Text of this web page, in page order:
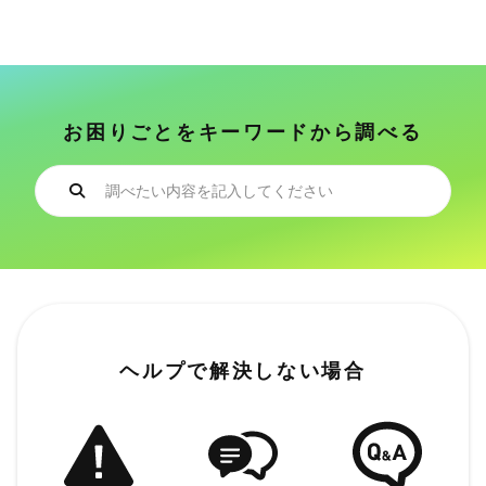
お困りごとをキーワードから調べる
ヘルプで解決しない場合